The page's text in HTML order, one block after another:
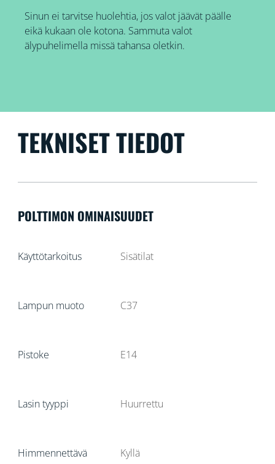
Sinun ei tarvitse huolehtia, jos valot jäävät päälle
eikä kukaan ole kotona. Sammuta valot
älypuhelimella missä tahansa oletkin.
TEKNISET TIEDOT
POLTTIMON OMINAISUUDET
Käyttötarkoitus Sisätilat
Lampun muoto C37
Pistoke E14
Lasin tyyppi Huurrettu
Himmennettävä Kyllä